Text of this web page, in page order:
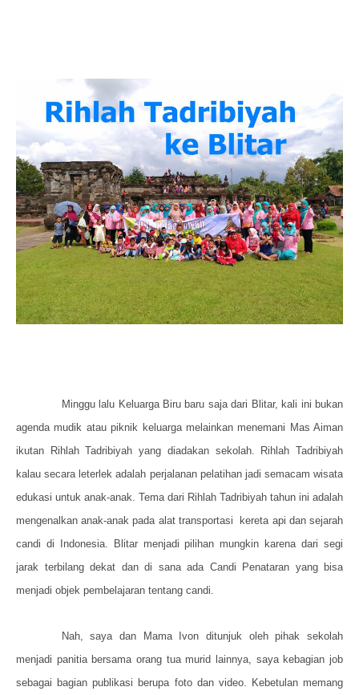
Minggu lalu Keluarga Biru baru saja dari Blitar, kali ini bukan
agenda mudik atau piknik keluarga melainkan menemani Mas Aiman
ikutan Rihlah Tadribiyah yang diadakan sekolah. Rihlah Tadribiyah
kalau secara leterlek adalah perjalanan pelatihan jadi semacam wisata
edukasi untuk anak-anak. Tema dari Rihlah Tadribiyah tahun ini adalah
mengenalkan anak-anak pada alat transportasi
kereta api dan sejarah
candi di Indonesia. Blitar menjadi pilihan mungkin karena dari segi
jarak terbilang dekat dan di sana ada Candi Penataran yang bisa
menjadi objek pembelajaran tentang candi.
Nah, saya dan Mama Ivon ditunjuk oleh pihak sekolah
menjadi panitia bersama orang tua murid lainnya, saya kebagian job
sebagai bagian publikasi berupa foto dan video. Kebetulan memang